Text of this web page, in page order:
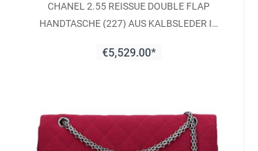
CHANEL 2.55 REISSUE DOUBLE FLAP
HANDTASCHE (227) AUS KALBSLEDER IN
€5,529.00*